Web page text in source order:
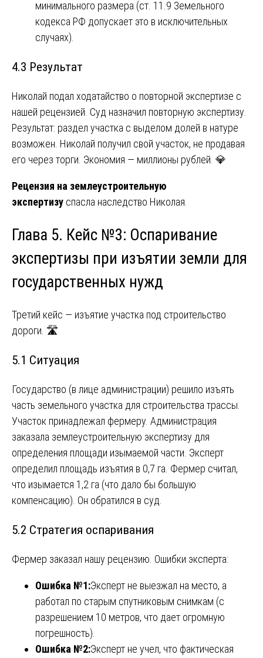
минимального размера (ст. 11.9 Земельного
кодекса РФ допускает это в исключительных
случаях).
4.3 Результат
Николай подал ходатайство о повторной экспертизе с
нашей рецензией. Суд назначил повторную экспертизу.
Результат: раздел участка с выделом долей в натуре
возможен. Николай получил свой участок, не продавая
его через торги. Экономия — миллионы рублей. 💎
Рецензия на землеустроительную
экспертизу спасла наследство Николая.
Глава 5. Кейс №3: Оспаривание
экспертизы при изъятии земли для
государственных нужд
Третий кейс — изъятие участка под строительство
дороги. 🛣️
5.1 Ситуация
Государство (в лице администрации) решило изъять
часть земельного участка для строительства трассы.
Участок принадлежал фермеру. Администрация
заказала землеустроительную экспертизу для
определения площади изымаемой части. Эксперт
определил площадь изъятия в 0,7 га. Фермер считал,
что изымается 1,2 га (что дало бы большую
компенсацию). Он обратился в суд.
5.2 Стратегия оспаривания
Фермер заказал нашу рецензию. Ошибки эксперта:
Ошибка №1:Эксперт не выезжал на место, а
работал по старым спутниковым снимкам (с
разрешением 10 метров, что дает огромную
погрешность).
Ошибка №2:Эксперт не учел, что фактическая